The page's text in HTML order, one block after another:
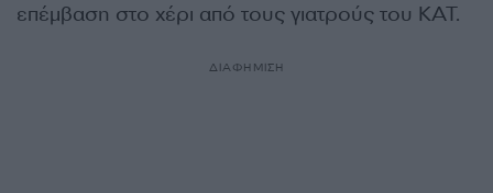
επέμβαση στο χέρι από τους γιατρούς του ΚΑΤ.
ΔΙΑΦΗΜΙΣΗ